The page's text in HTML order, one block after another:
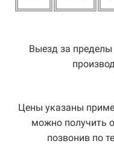
Выезд за
Цены указаны
можно получить
позвонив по